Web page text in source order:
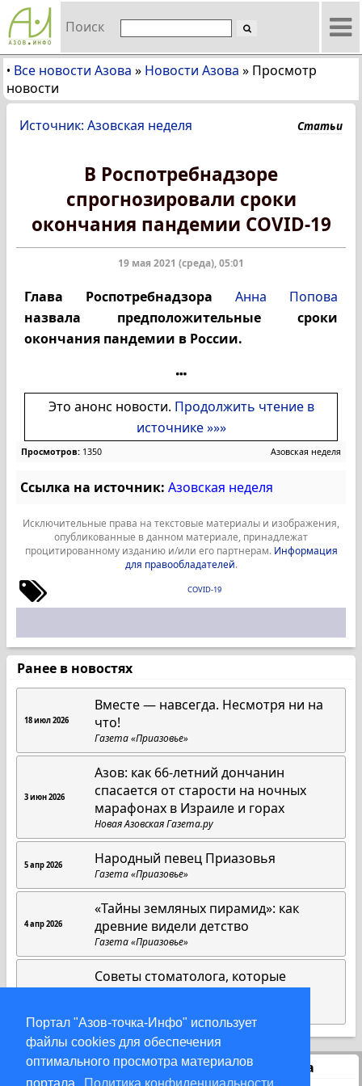
Портал "Азов-точка-Инфо" использует
файлы cookies для обеспечения
оптимального просмотра материалов
Поиск
• Все новости Азова » Новости Азова » Просмотр
новости
Источник: Азовская неделя Статьи
В Роспотребнадзоре
спрогнозировали сроки
окончания пандемии COVID-19
19 мая 2021 (среда), 05:01
Глава Роспотребнадзора Анна Попова
назвала предположительные сроки
окончания пандемии в России.
Это анонс новости. Продолжить чтение в
источнике »»»
Просмотров: 1350 Азовская неделя
Ссылка на источник: Азовская неделя
Исключительные права на текстовые материалы и изображения,
опубликованные в данном материале, принадлежат
процитированному изданию и/или его партнерам. Информация
для правообладателей.
COVID-19
Ранее в новостях
18 июл 2026
Вместе — навсегда. Несмотря ни на
что!
Газета «Приазовье»
3 июн 2026
Азов: как 66-летний дончанин
спасается от старости на ночных
марафонах в Израиле и горах
Новая Азовская Газета.ру
5 апр 2026 Народный певец Приазовья
Газета «Приазовье»
4 апр 2026
«Тайны земляных пирамид»: как
древние видели детство
Газета «Приазовье»
Советы стоматолога, которые
Статистика